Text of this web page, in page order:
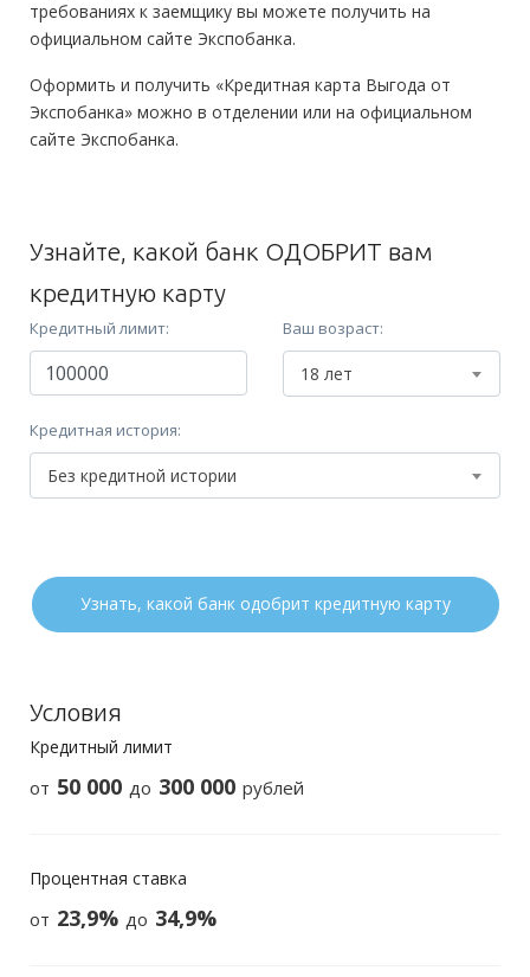
требованиях к заемщику вы можете получить на
официальном сайте Экспобанка.
Оформить и получить «Кредитная карта Выгода от
Экспобанка» можно в отделении или на официальном
сайте Экспобанка.
Узнайте, какой банк ОДОБРИТ вам
кредитную карту
Кредитный лимит: Ваш возраст:
18 лет
Кредитная история:
Без кредитной истории
Узнать, какой банк одобрит кредитную карту
Условия
Кредитный лимит
от 50 000 до 300 000 рублей
Процентная ставка
от 23,9% до 34,9%